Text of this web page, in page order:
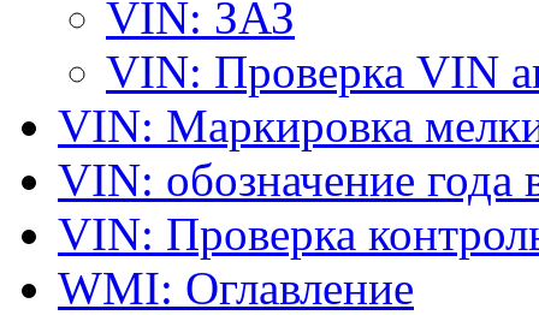
VIN: ЗАЗ
VIN: Проверка VIN
VIN: Маркировка
VIN: обозначение года
VIN: Проверка
WMI: Оглавление